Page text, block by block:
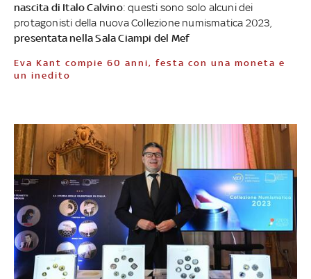
nascita di Italo Calvino: questi sono solo alcuni dei
protagonisti della nuova Collezione numismatica 2023,
presentata nella Sala Ciampi del Mef
Eva Kant compie 60 anni, festa con una moneta e
un inedito